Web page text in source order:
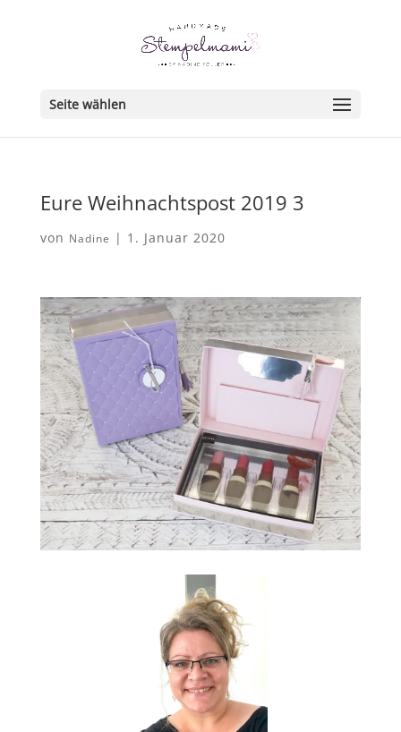
Seite wählen
Eure Weihnachtspost 2019 3
von Nadine | 1. Januar 2020